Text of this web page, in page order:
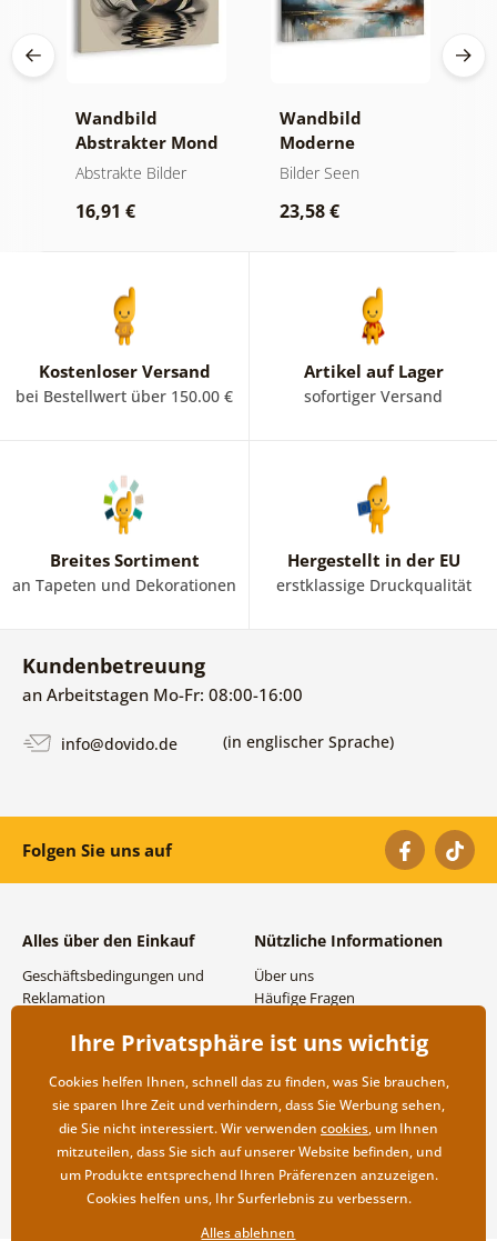
Wandbild
Abstrakter Mond
am Wasser
Abstrakte Bilder
16,91 €
Wandbild
Moderne
Abstraktion mit
Bilder Seen
23,58 €
Kostenloser Versand
bei Bestellwert über 150.00 €
Artikel auf Lager
sofortiger Versand
Breites Sortiment
an Tapeten und Dekorationen
Hergestellt in der EU
erstklassige Druckqualität
Kundenbetreuung
an Arbeitstagen Mo-Fr: 08:00-16:00
info@dovido.de (in englischer Sprache)
Folgen Sie uns auf
Alles über den Einkauf
Geschäftsbedingungen und
Reklamation
Versand- und
Rücksendung der Ware
Nützliche Informationen
Über uns
Häufige Fragen
Großhandel und
Ihre Privatsphäre ist uns wichtig
Cookies helfen Ihnen, schnell das zu finden, was Sie brauchen,
sie sparen Ihre Zeit und verhindern, dass Sie Werbung sehen,
die Sie nicht interessiert. Wir verwenden cookies, um Ihnen
mitzuteilen, dass Sie sich auf unserer Website befinden, und
um Produkte entsprechend Ihren Präferenzen anzuzeigen.
Cookies helfen uns, Ihr Surferlebnis zu verbessern.
Alles ablehnen